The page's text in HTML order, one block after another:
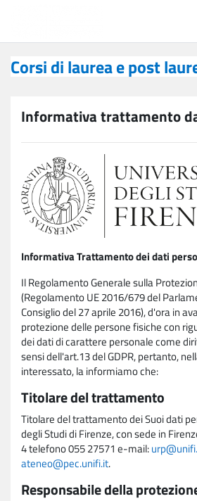
Corsi di laurea e post
Informativa trattamento
Informativa Trattamento dei dati
Il Regolamento Generale sulla
(Regolamento UE 2016/679 del
Consiglio del 27 aprile 2016), d'ora in
protezione delle persone fisiche con
dei dati di carattere personale come
sensi dell'art.13 del GDPR, pertanto,
interessato, la informiamo che:
Titolare del trattamento
Titolare del trattamento dei Suoi dati
degli Studi di Firenze, con sede in
4 telefono 055 27571 e-mail:
ateneo@pec.unifi.it.
Responsabile della